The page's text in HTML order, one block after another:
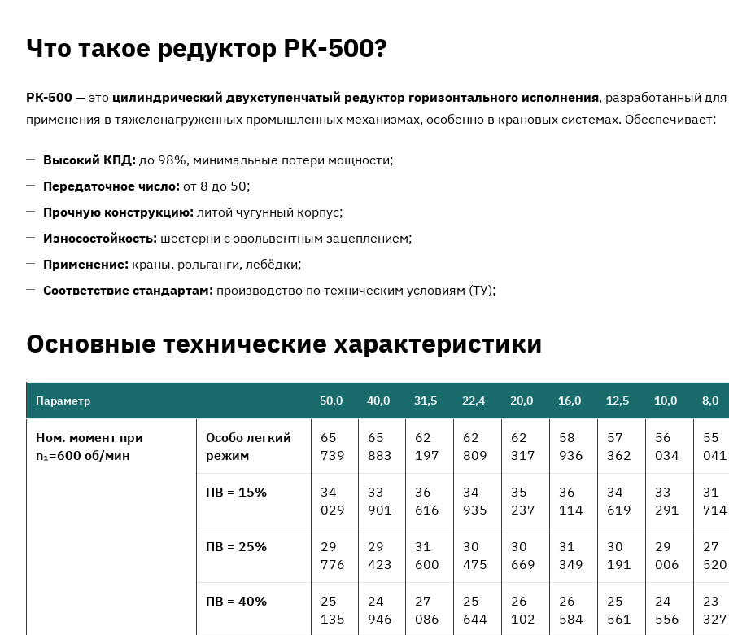
ударных нагрузок, совместим с
советским оборудованием.
Что такое редуктор РК-500?
РК-500 — это цилиндрический двухступенчатый редуктор горизонтального исполнения, разработанный для
применения в тяжелонагруженных промышленных механизмах, особенно в крановых системах. Обеспечивает:
Высокий КПД: до 98%, минимальные потери мощности;
Передаточное число: от 8 до 50;
Прочную конструкцию: литой чугунный корпус;
Износостойкость: шестерни с эвольвентным зацеплением;
Применение: краны, рольганги, лебёдки;
Соответствие стандартам: производство по техническим условиям (ТУ);
Основные технические характеристики
Параметр 50,0 40,0 31,5 22,4 20,0 16,0 12,5 10,0 8,0
Ном. момент при
n₁=600 об/мин
Особо легкий
режим
65
739
65
883
62
197
62
809
62
317
58
936
57
362
56
034
55
041
ПВ = 15%
34
029
33
901
36
616
34
935
35
237
36
114
34
619
33
291
31
714
ПВ = 25%
29
776
29
423
31
600
30
475
30
669
31
349
30
191
29
006
27
520
ПВ = 40%
25
135
24
946
27
086
25
644
26
102
26
584
25
561
24
556
23
327